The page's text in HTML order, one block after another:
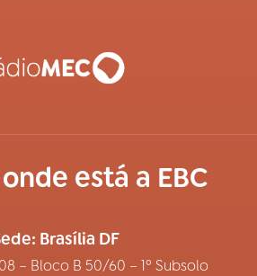
está a EBC
Brasília DF
– Bloco B 50/60 – 1º Subsolo